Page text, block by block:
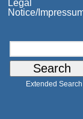
Legal
Notice/
Extended Search